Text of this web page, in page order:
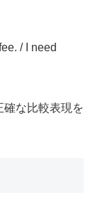
/ I need
確な比較表現を